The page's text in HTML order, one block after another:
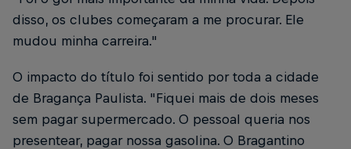
disso, os clubes começaram a me procurar. Ele
mudou minha carreira."
O impacto do título foi sentido por toda a cidade
de Bragança Paulista. "Fiquei mais de dois meses
sem pagar supermercado. O pessoal queria nos
presentear, pagar nossa gasolina. O Bragantino